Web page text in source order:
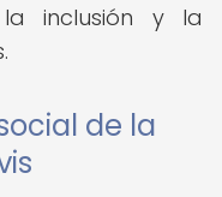
inclusión y la
de la